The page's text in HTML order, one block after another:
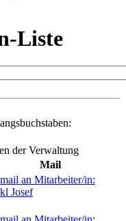
Liste
der Verwaltung
Mail